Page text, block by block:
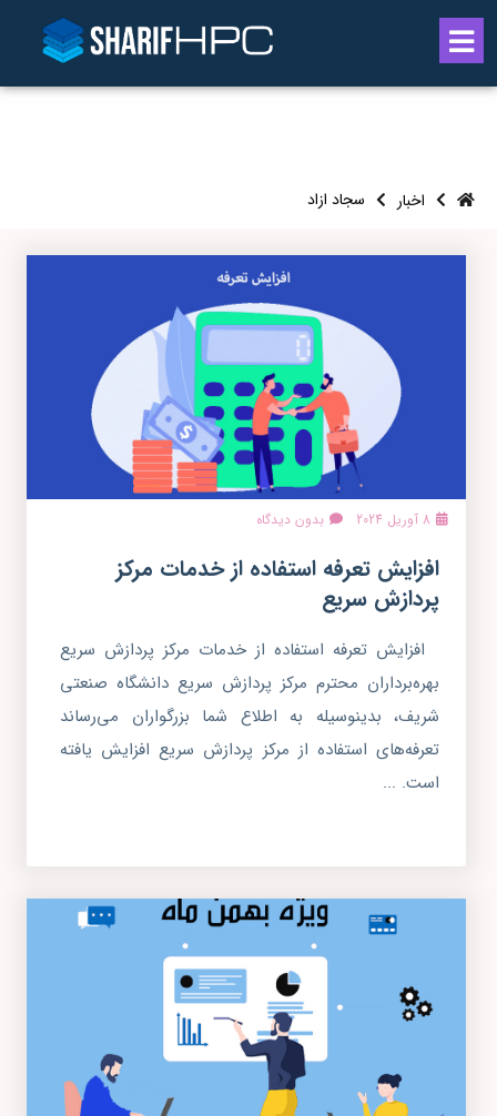
اخبار سجاد ازاد
8 آوریل 2024 بدون دیدگاه
افزایش تعرفه استفاده از خدمات مرکز
پردازش سریع
افزایش تعرفه استفاده از خدمات مرکز پردازش سریع
بهره‌برداران محترم مرکز پردازش سریع دانشگاه صنعتی
شریف، بدینوسیله به اطلاع شما بزرگواران می‌رساند
تعرفه‌های استفاده از مرکز پردازش سریع افزایش یافته
است. ...